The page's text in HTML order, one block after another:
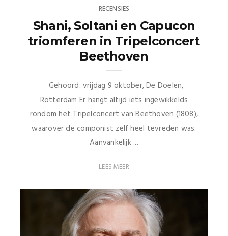
RECENSIES
Shani, Soltani en Capucon
triomferen in Tripelconcert
Beethoven
Gehoord: vrijdag 9 oktober, De Doelen,
Rotterdam Er hangt altijd iets ingewikkelds
rondom het Tripelconcert van Beethoven (1808),
waarover de componist zelf heel tevreden was.
Aanvankelijk ...
LEES MEER